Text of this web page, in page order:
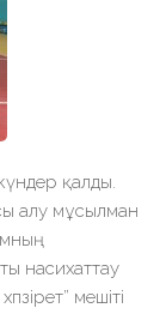
қалды.
алу мұсылман
насихаттау
мешіті